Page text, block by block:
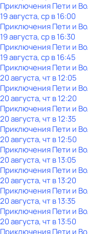
Приключения Пети и
19 августа, ср в 16:00
Приключения Пети и
19 августа, ср в 16:30
Приключения Пети и
19 августа, ср в 16:45
Приключения Пети и
20 августа, чт в 12:05
Приключения Пети и
20 августа, чт в 12:20
Приключения Пети и
20 августа, чт в 12:35
Приключения Пети и
20 августа, чт в 12:50
Приключения Пети и
20 августа, чт в 13:05
Приключения Пети и
20 августа, чт в 13:20
Приключения Пети и
20 августа, чт в 13:35
Приключения Пети и
20 августа, чт в 13:50
Приключения Пети и